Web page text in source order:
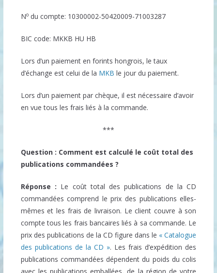
Nodu compte: 10300002-50420009-71003287
BIC code: MKKB HU HB
Lors d’un paiement en forints hongrois, le taux
d’échange est celui de la MKB le jour du paiement.
Lors d’un paiement par chèque, il est nécessaire d’avoir
en vue tous les frais liés à la commande.
***
Question : Comment est calculé le coût total des
publications commandées ?
Réponse : Le coût total des publications de la CD
commandées comprend le prix des publications elles-
mêmes et les frais de livraison. Le client couvre à son
compte tous les frais bancaires liés à sa commande. Le
prix des publications de la CD figure dans le « Catalogue
des publications de la CD ». Les frais d’expédition des
publications commandées dépendent du poids du colis